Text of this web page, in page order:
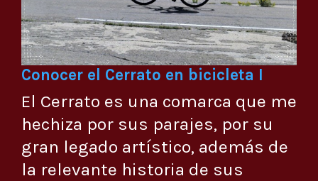
Conocer el Cerrato en bicicleta I
El Cerrato es una comarca que me
hechiza por sus parajes, por su
gran legado artístico, además de
la relevante historia de sus